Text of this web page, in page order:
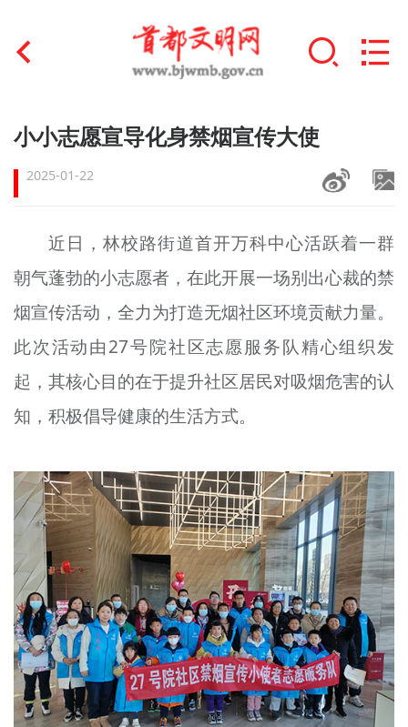
首页
文明创建
+
文明培育
+
未成年人思想道德建设
榜样人物
+
身边好人
文明评论
北京宣传文化引导基金
宣传思想文化人才
专题
资料库
+
小小志愿宣导化身禁烟宣传大使
2025-01-22
近日，林校路街道首开万科中心活跃着一群
朝气蓬勃的小志愿者，在此开展一场别出心裁的禁
烟宣传活动，全力为打造无烟社区环境贡献力量。
此次活动由27号院社区志愿服务队精心组织发
起，其核心目的在于提升社区居民对吸烟危害的认
知，积极倡导健康的生活方式。